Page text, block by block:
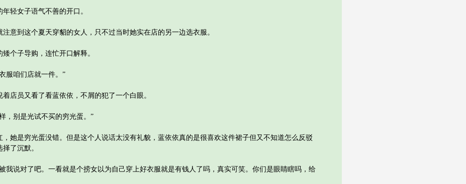
轻女子语气不善的开口。
到这个夏天穿貂的女人，只不过当时她实在店的另一边选衣服。
子导购，连忙开口解释。
咱们店就一件。”
员又看了看蓝依依，不屑的犯了一个白眼。
别是光试不买的穷光蛋。”
是穷光蛋没错。但是这个人说话太没有礼貌，蓝依依真的是很喜欢这件裙子但又不知道怎么反驳
了沉默。
说对了吧。一看就是个捞女以为自己穿上好衣服就是有钱人了吗，真实可笑。你们是眼睛瞎吗，给